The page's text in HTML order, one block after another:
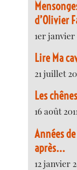
d’Olivier
1er janvier
Lire Ma
21 juillet
Les
16 août
Années
après...
12 janvier